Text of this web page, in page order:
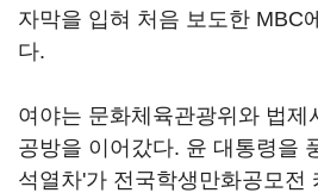
자막을 입혀 처음 보도한 MBC
다.
여야는 문화체육관광위와 법제
공방을 이어갔다. 윤 대통령을
석열차'가 전국학생만화공모전